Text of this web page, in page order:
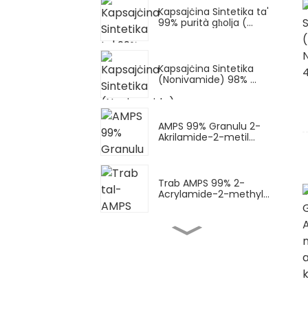
Kapsajċina Sintetika ta'
99% purità għolja (...
Kapsajċina Sintetika
(Nonivamide) 98% ...
AMPS 99% Granulu 2-
Akrilamide-2-metil...
Trab AMPS 99% 2-
Acrylamide-2-methyl...